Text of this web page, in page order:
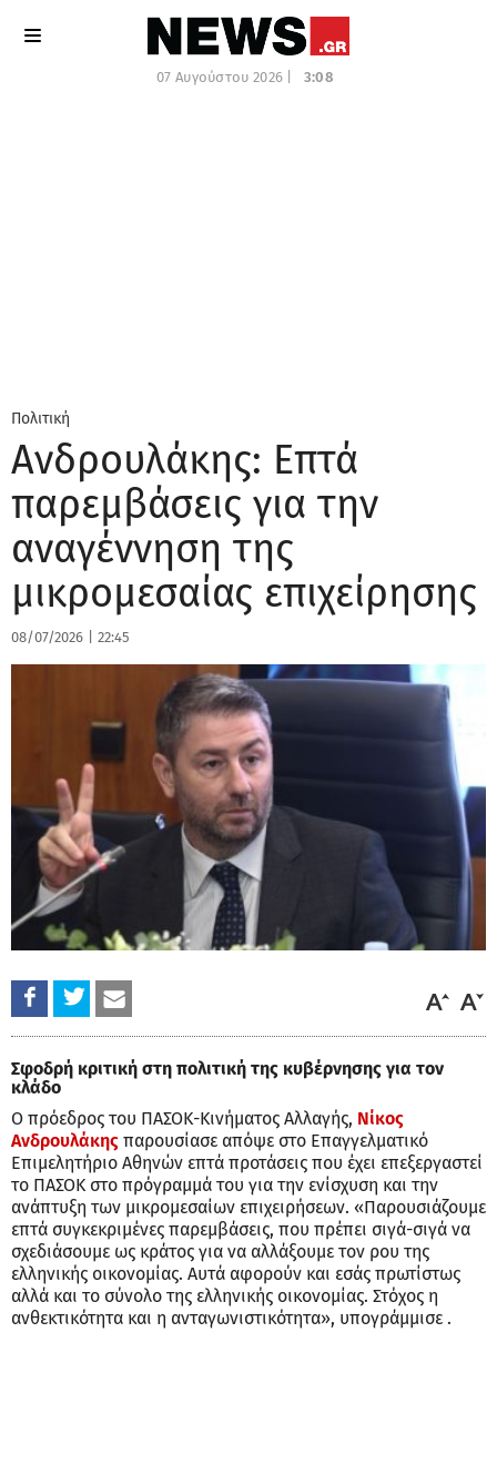
07 Αυγούστου 2026 | 3:08
Πολιτική
Ανδρουλάκης: Επτά
παρεμβάσεις για την
αναγέννηση της
μικρομεσαίας επιχείρησης
08/07/2026 22:45
Σφοδρή κριτική στη πολιτική της κυβέρνησης για τον
κλάδο
Ο πρόεδρος του ΠΑΣΟΚ-Κινήματος Αλλαγής, Νίκος
Ανδρουλάκης παρουσίασε απόψε στο Επαγγελματικό
Επιμελητήριο Αθηνών επτά προτάσεις που έχει επεξεργαστεί
το ΠΑΣΟΚ στο πρόγραμμά του για την ενίσχυση και την
ανάπτυξη των μικρομεσαίων επιχειρήσεων. «Παρουσιάζουμε
επτά συγκεκριμένες παρεμβάσεις, που πρέπει σιγά-σιγά να
σχεδιάσουμε ως κράτος για να αλλάξουμε τον ρου της
ελληνικής οικονομίας. Αυτά αφορούν και εσάς πρωτίστως
αλλά και το σύνολο της ελληνικής οικονομίας. Στόχος η
ανθεκτικότητα και η ανταγωνιστικότητα», υπογράμμισε .